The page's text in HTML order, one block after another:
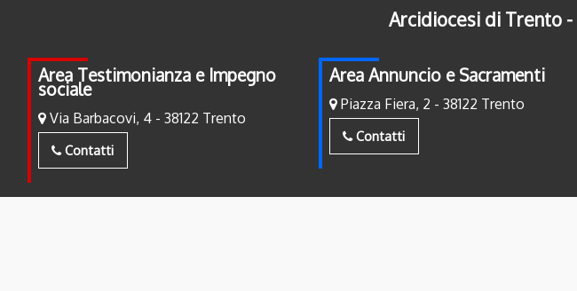
Arcidiocesi di Trento -
Area Testimonianza e Impegno
sociale
Via Barbacovi, 4 - 38122 Trento
Contatti
Area Annuncio e Sacramenti
Piazza Fiera, 2 - 38122 Trento
Contatti